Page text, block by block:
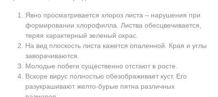
Явно просматривается хлороз листа – нарушения при
формировании хлорофилла. Листва обесцвечивается,
теряя характерный зеленый окрас.
На вид плоскость листа кажется опаленной. Края и углы
заворачиваются.
Молодые побеги существенно отстают в росте.
Вскоре вирус полностью обезображивает куст. Его
разукрашивают желто-бурые пятна различных